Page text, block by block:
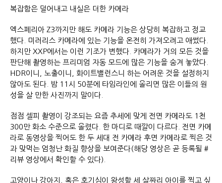
복잡함은 덜어내고 내실은 더한 카메라
엑스페리아 Z3까지만 해도 카메라 기능은 상당히 복잡하고 정교
했다. 미러리스 카메라에 있는 기능을 온전히 가져오려고 애썼다.
하지만 XXP에서는 이런 기조가 변했다. 카메라가 거의 모든 것을
판단해 촬영하는 프리미엄 자동 모드에 많은 기능을 숨겨 놓았다.
HDR이니, 노출이니, 화이트밸런스니 하는 어려운 것을 설정하지
않아도 된다. 밤 11시 50분에 타임라인에 올리면 많은 이들의 원
성을 살 만한 사진까지 말이다.
점점 셀피 촬영이 강조되는 요즘 추세에 맞게 전면 카메라도 1천
300만 화소 수준으로 올렸다. 한 마디로 때깔이 다르다. 전면 카메
라로 동영상을 찍어도 한 두 세대 전 카메라 후면 카메라로 찍은 것
과 맞먹는 엄청난 화질 향상을 보여준다(해당 영상은 곧 등록될 #
리뷰 영상에서 확인할 수 있다).
고양이나 강아지, 혹은 호기심이 왕성할 세 살짜리 아이를 찍고 싶